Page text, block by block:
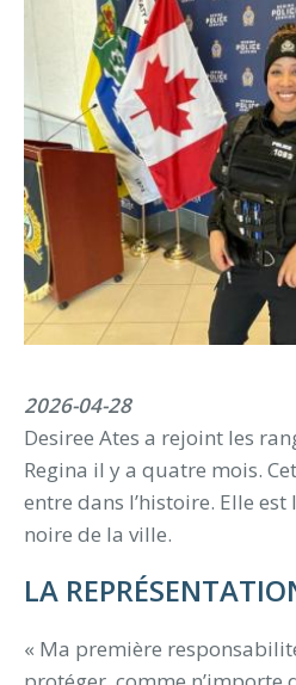
2026-04-28
Desiree Ates a rejoint les
Regina il y a quatre mois.
entre dans l’histoire. Elle
noire de la ville.
LA
« Ma première